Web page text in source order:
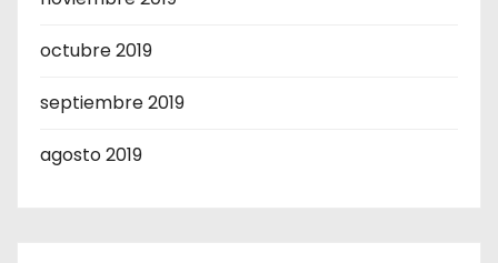
octubre 2019
septiembre 2019
agosto 2019